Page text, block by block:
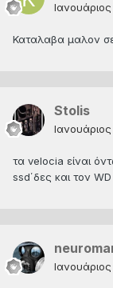
Καταλαβα μαλον
Stolis
τα velocia είναι
ssd΄δες και τον WD